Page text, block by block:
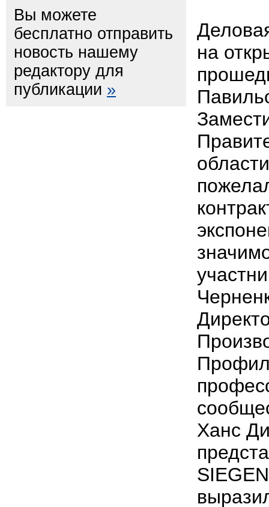
Вы можете
бесплатно отправить
новость нашему
редактору для
публикации »
на
Ханс